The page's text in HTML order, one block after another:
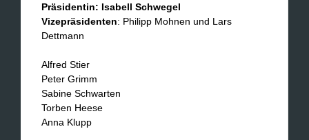
Präsidentin: Isabell Schwegel
Vizepräsidenten: Philipp Mohnen und Lars
Dettmann
Alfred Stier
Peter Grimm
Sabine Schwarten
Torben Heese
​Anna Klupp